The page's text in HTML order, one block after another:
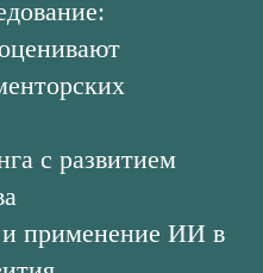
с развитием
применение ИИ в